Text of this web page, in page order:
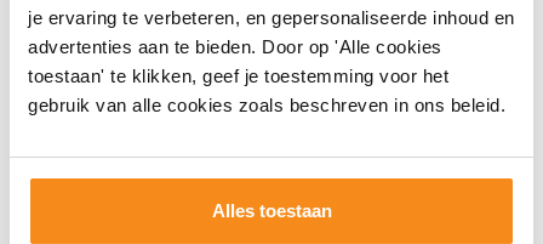
je ervaring te verbeteren, en gepersonaliseerde inhoud en
advertenties aan te bieden. Door op 'Alle cookies
toestaan' te klikken, geef je toestemming voor het
gebruik van alle cookies zoals beschreven in ons beleid.
Alles toestaan
Service Aanvraag
Algemene voorwaarden